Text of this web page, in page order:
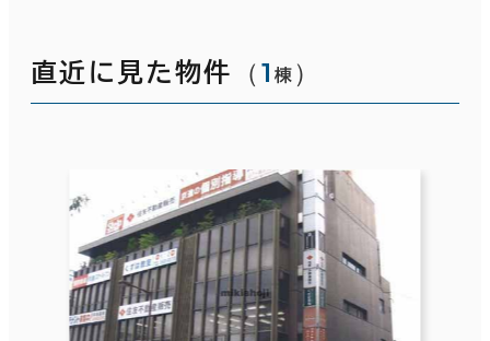
直近に見た物件 （1 棟 ）